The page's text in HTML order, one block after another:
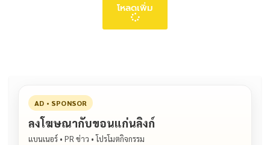
โหลดเพิ่ม
AD • SPONSOR
ลงโฆษณากับขอนแก่นลิงก์
แบนเนอร์ • PR ข่าว • โปรโมตกิจกรรม